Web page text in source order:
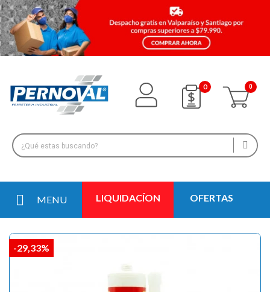
0
MENU LIQUIDACÍON OFERTAS
-29,33%